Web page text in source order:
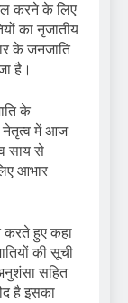
करने के लिए
का नृजातीय
के जनजाति
है।
के
नेतृत्व में आज
साय से
आभार
करते हुए कहा
की सूची
सहित
है इसका